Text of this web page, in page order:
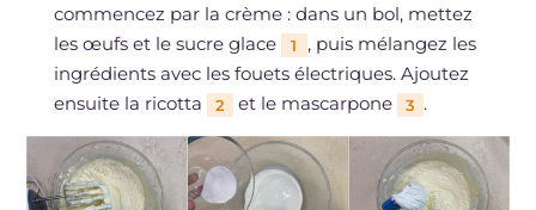
commencez par la crème : dans un bol, mettez
les œufs et le sucre glace
1
, puis mélangez les
ingrédients avec les fouets électriques. Ajoutez
ensuite la ricotta
2 et le mascarpone 3 .